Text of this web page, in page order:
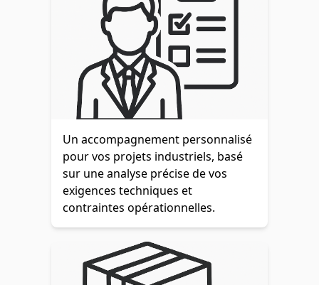
Un accompagnement personnalisé
pour vos projets industriels, basé
sur une analyse précise de vos
exigences techniques et
contraintes opérationnelles.